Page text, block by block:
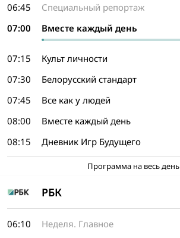
06:45
Специальный репортаж
07:00
Вместе каждый день
07:15
Культ личности
07:30
Белорусский стандарт
07:45
Все как у людей
08:00
Вместе каждый день
08:15
Дневник Игр Будущего
Программа на весь день
РБК
06:10
Неделя. Главное